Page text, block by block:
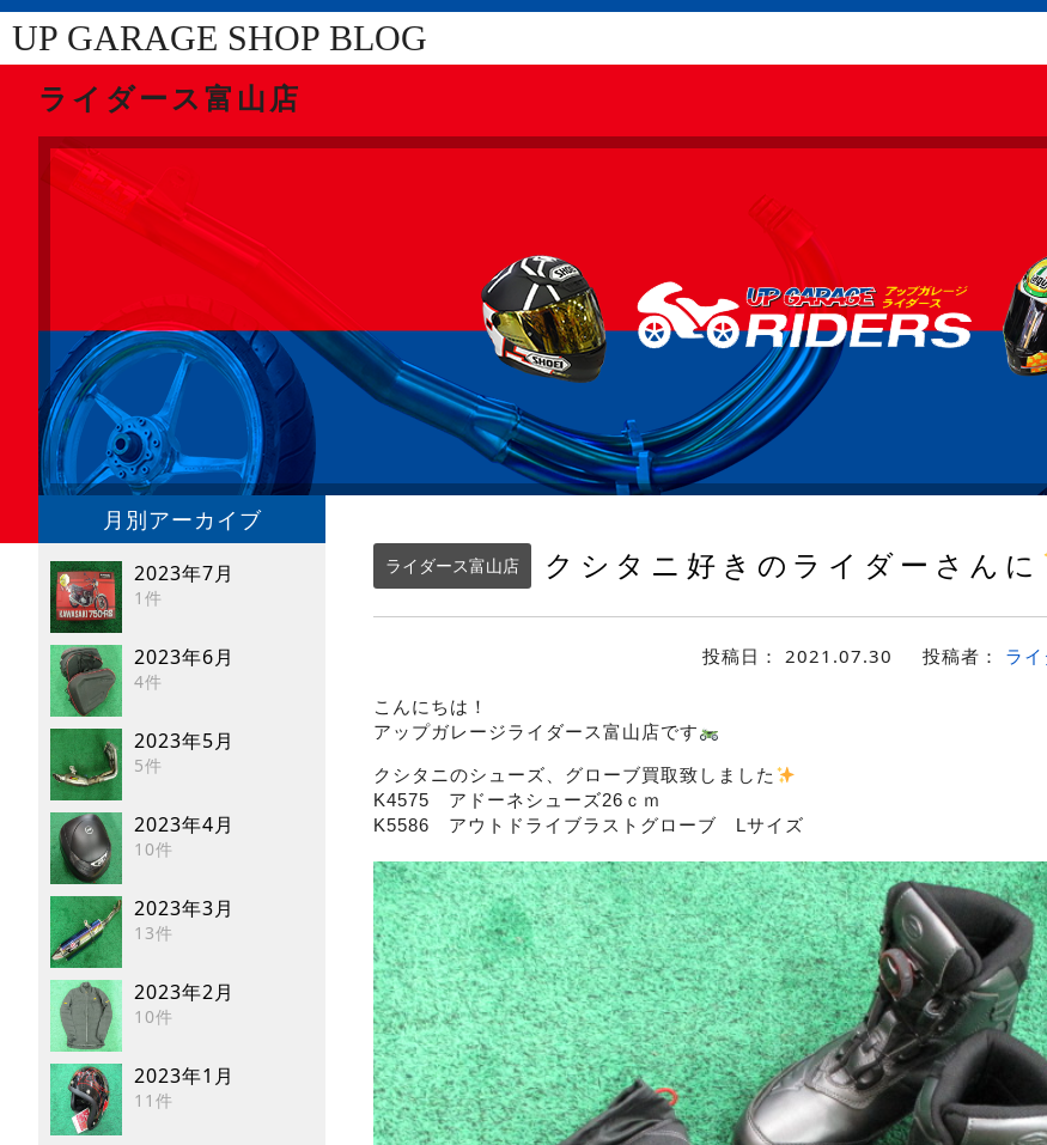
UP GARAGE SHOP BLOG
ライダース富山店
月別アーカイブ
2023年7月
1件
2023年6月
4件
2023年5月
5件
2023年4月
10件
2023年3月
13件
2023年2月
10件
2023年1月
11件
ライダース富山店 クシタニ好きのライダーさんに
投稿日： 2021.07.30 投稿者： ラ
こんにちは！
アップガレージライダース富山店です
クシタニのシューズ、グローブ買取致しました
K4575 アドーネシューズ26ｃｍ
K5586 アウトドライブラストグローブ Lサイズ